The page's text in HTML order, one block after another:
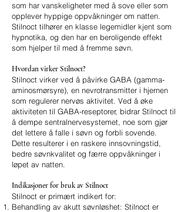
som har vanskeligheter med å sove eller som
opplever hyppige oppvåkninger om natten.
Stilnoct tilhører en klasse legemidler kjent som
hypnotika, og den har en beroligende effekt
som hjelper til med å fremme søvn.
Hvordan virker Stilnoct?
Stilnoct virker ved å påvirke GABA (gamma-
aminosmørsyre), en nevrotransmitter i hjernen
som regulerer nervøs aktivitet. Ved å øke
aktiviteten til GABA-reseptorer, bidrar Stilnoct til
å dempe sentralnervesystemet, noe som gjør
det lettere å falle i søvn og forbli sovende.
Dette resulterer i en raskere innsovningstid,
bedre søvnkvalitet og færre oppvåkninger i
løpet av natten.
Indikasjoner for bruk av Stilnoct
Stilnoct er primært indikert for:
Behandling av akutt søvnløshet: Stilnoct er